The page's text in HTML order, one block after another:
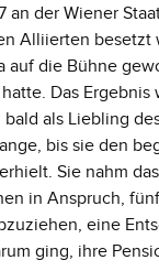
an der Wiener
Alliierten besetzt
auf die Bühne
Das Ergebnis
als Liebling
bis sie den
Sie nahm
in Anspruch,
eine
ging, ihre